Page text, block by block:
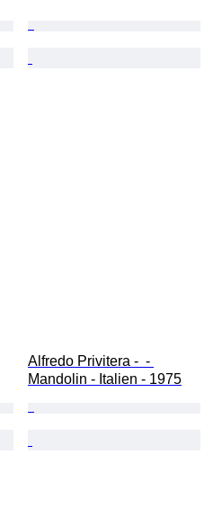
Alfredo Privitera -  -
Mandolin - Italien - 1975